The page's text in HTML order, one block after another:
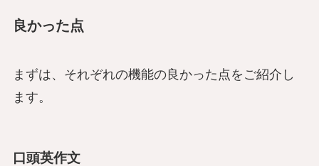
良かった点
まずは、それぞれの機能の良かった点をご紹介し
ます。
口頭英作文